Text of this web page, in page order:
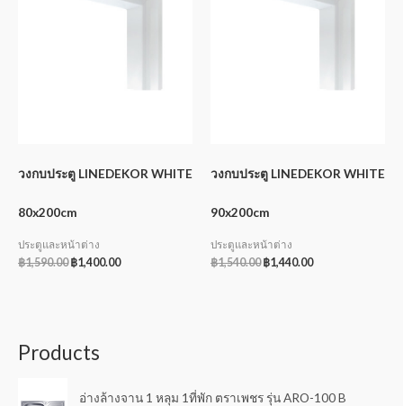
วงกบประตู LINEDEKOR WHITE
80x200cm
ประตูและหน้าต่าง
฿1,590.00 ฿1,400.00
วงกบประตู LINEDEKOR WHITE
90x200cm
ประตูและหน้าต่าง
฿1,540.00 ฿1,440.00
Products
อ่างล้างจาน 1 หลุม 1ที่พัก ตราเพชร รุ่น ARO-100 B